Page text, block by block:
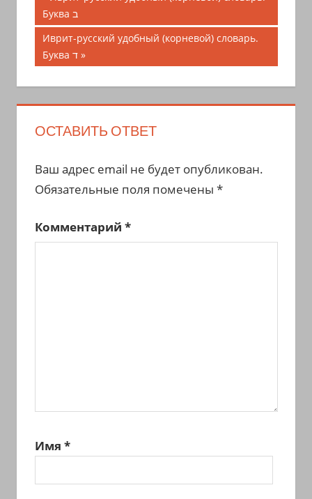
по
записям
запись;
Буква ב
Следующая
запись:
Иврит-русский удобный (корневой) словарь.
Буква ד
ОСТАВИТЬ ОТВЕТ
Ваш адрес email не будет опубликован.
Обязательные поля помечены *
Комментарий *
Имя *